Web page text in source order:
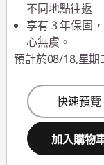
不同地點往返
享有 3 年保固
心無虞。
預計於08/18,星期
快速預覽
加入購物